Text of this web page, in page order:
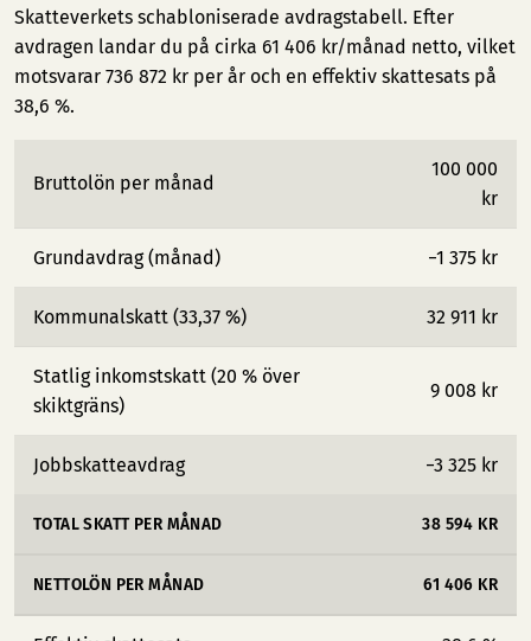
Skatteverkets schabloniserade avdragstabell. Efter
avdragen landar du på cirka 61 406 kr/månad netto, vilket
motsvarar 736 872 kr per år och en effektiv skattesats på
38,6 %.
Bruttolön per månad
100 000
kr
Grundavdrag (månad) −1 375 kr
Kommunalskatt (33,37 %) 32 911 kr
Statlig inkomstskatt (20 % över
skiktgräns)
9 008 kr
Jobbskatteavdrag −3 325 kr
TOTAL SKATT PER MÅNAD 38 594 KR
NETTOLÖN PER MÅNAD 61 406 KR